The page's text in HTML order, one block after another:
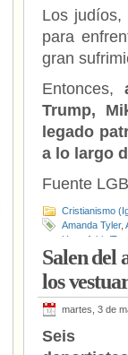
Los judíos,
para
gran
Entonces,
Trump,
legado
a lo largo
Fuente
Cristianismo
Amanda Tyler,
Homofobia/
Universidad de
Salen del
los
martes, 3 de
Seis